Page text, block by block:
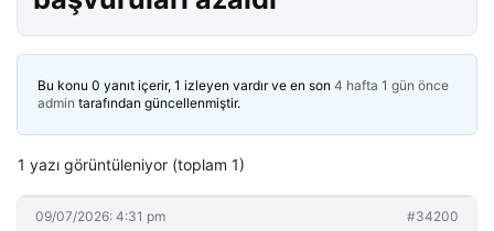
Bu konu 0 yanıt içerir, 1 izleyen vardır ve en son 4 hafta 1 gün önce
admin tarafından güncellenmiştir.
1 yazı görüntüleniyor (toplam 1)
09/07/2026: 4:31 pm #34200